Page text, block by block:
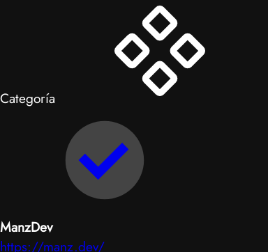
Categoría
ManzDev
https://manz.dev/